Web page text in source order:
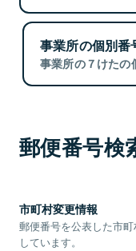
事業所の個別番
事業所の７けたの
郵便番号検
市町村変更情報
郵便番号を公表した市
しています。